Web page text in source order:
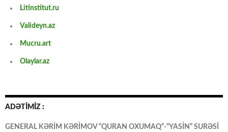
Litinstitut.ru
Valideyn.az
Mucru.art
Olaylar.az
ADƏTİMİZ :
GENERAL KƏRİM KƏRİMOV “QURAN OXUMAQ”-“YASİN” SURƏSİ